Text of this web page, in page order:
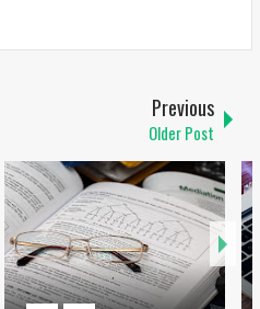
Previous
Older Post
1